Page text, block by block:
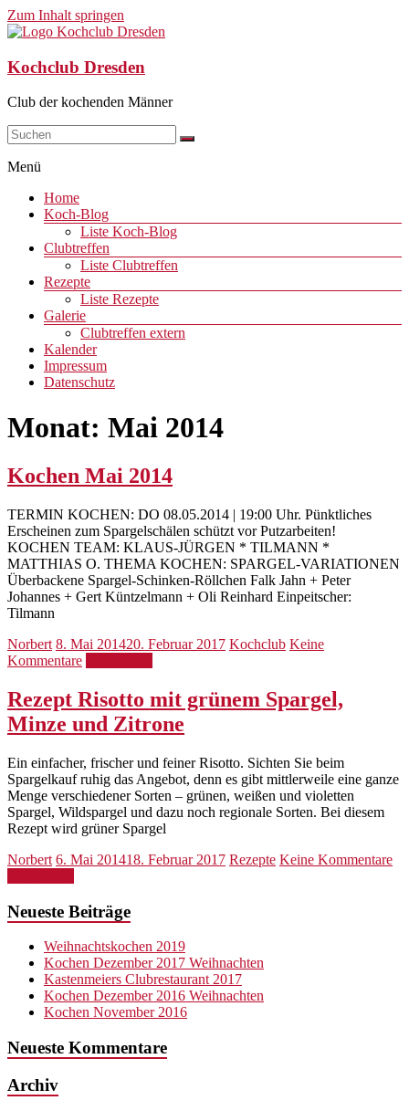
Zum Inhalt springen
Kochclub Dresden
Club der kochenden Männer
Menü
Home
Koch-Blog
Liste Koch-Blog
Clubtreffen
Liste Clubtreffen
Rezepte
Liste Rezepte
Galerie
Clubtreffen extern
Kalender
Impressum
Datenschutz
Monat: Mai 2014
Kochen Mai 2014
TERMIN KOCHEN: DO 08.05.2014 | 19:00 Uhr. Pünktliches
Erscheinen zum Spargelschälen schützt vor Putzarbeiten!
KOCHEN TEAM: KLAUS-JÜRGEN * TILMANN *
MATTHIAS O. THEMA KOCHEN: SPARGEL-VARIATIONEN
Überbackene Spargel-Schinken-Röllchen Falk Jahn + Peter
Johannes + Gert Küntzelmann + Oli Reinhard Einpeitscher:
Tilmann
Norbert 8. Mai 201420. Februar 2017 Kochclub Keine
Kommentare
Rezept Risotto mit grünem Spargel,
Minze und Zitrone
Ein einfacher, frischer und feiner Risotto. Sichten Sie beim
Spargelkauf ruhig das Angebot, denn es gibt mittlerweile eine ganze
Menge verschiedener Sorten – grünen, weißen und violetten
Spargel, Wildspargel und dazu noch regionale Sorten. Bei diesem
Rezept wird grüner Spargel
Norbert 6. Mai 201418. Februar 2017 Rezepte Keine Kommentare
Neueste Beiträge
Weihnachtskochen 2019
Kochen Dezember 2017 Weihnachten
Kastenmeiers Clubrestaurant 2017
Kochen Dezember 2016 Weihnachten
Kochen November 2016
Neueste Kommentare
Archiv